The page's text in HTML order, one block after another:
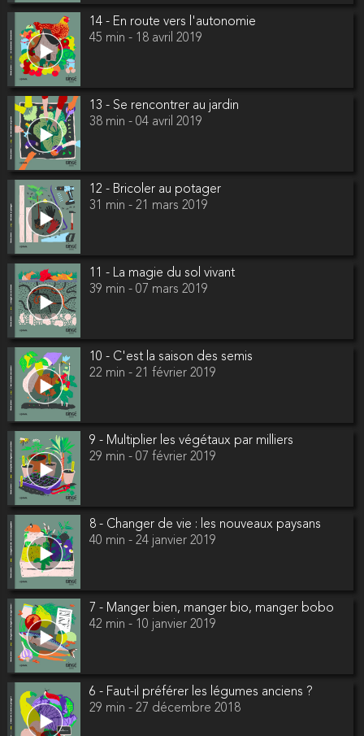
14 - En route vers l'autonomie
45 min - 18 avril 2019
13 - Se rencontrer au jardin
38 min - 04 avril 2019
12 - Bricoler au potager
31 min - 21 mars 2019
11 - La magie du sol vivant
39 min - 07 mars 2019
10 - C'est la saison des semis
22 min - 21 février 2019
9 - Multiplier les végétaux par milliers
29 min - 07 février 2019
8 - Changer de vie : les nouveaux paysans
40 min - 24 janvier 2019
7 - Manger bien, manger bio, manger bobo
42 min - 10 janvier 2019
6 - Faut-il préférer les légumes anciens ?
29 min - 27 décembre 2018